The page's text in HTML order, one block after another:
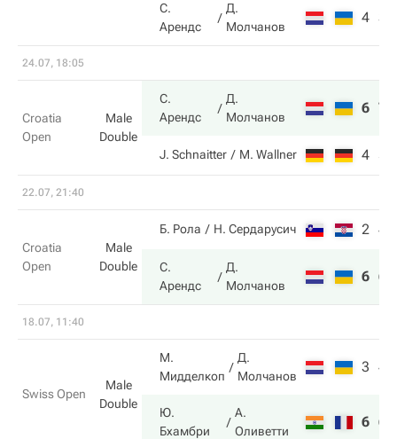
С.
Арендс
Д.
Молчанов
4 3
24.07, 18:05
Croatia
Open
Male
Double
С.
Арендс
Д.
Молчанов
6 7
J. Schnaitter M. Wallner 4 5
22.07, 21:40
Croatia
Open
Male
Double
Б. Рола Н. Сердарусич 2 4
С.
Арендс
Д.
Молчанов
6 6
18.07, 11:40
Swiss Open
Male
Double
М.
Мидделкоп
Д.
Молчанов
3 4
Ю.
Бхамбри
А.
Оливетти
6 6